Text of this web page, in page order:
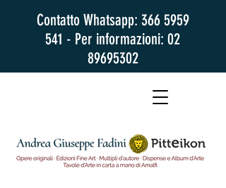
Contatto Whatsapp: 366 5959
541 - Per informazioni: 02
89695302